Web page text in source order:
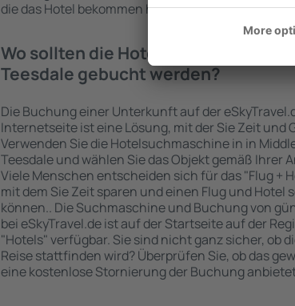
die das Hotel bekommen hat, überprüfen.
Wo sollten die Hotels in in Middleton
Teesdale gebucht werden?
Die Buchung einer Unterkunft auf der
Internetseite ist eine Lösung, mit der Sie Zeit und
Verwenden Sie die Hotelsuchmaschine in in
Teesdale und wählen Sie das Objekt gemäß Ihrer
Viele Menschen entscheiden sich für das "Flug +
mit dem Sie Zeit sparen und einen Flug und Hotel
können.. Die Suchmaschine und Buchung von
bei eSkyTravel.de ist auf der Startseite auf der
"Hotels" verfügbar. Sie sind nicht ganz sicher, ob
Reise stattfinden wird? Überprüfen Sie, ob das
eine kostenlose Stornierung der Buchung